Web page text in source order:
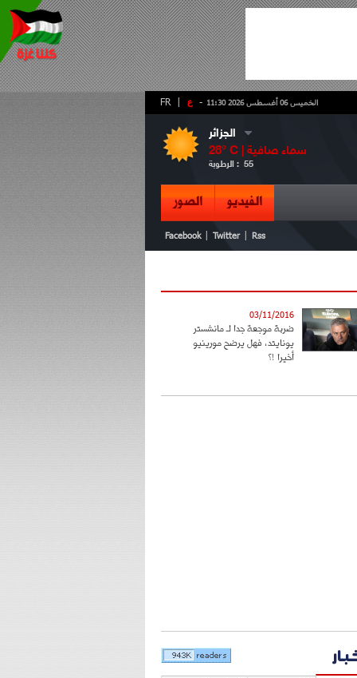
- ع FR الخميس 06 أغسطس 2026 11:30
الجزائر
28° C | سماء صافية
الرطوبة : 55
الفيديو الصور
Facebook Twitter Rss
03/11/2016
ضربة موجعة جدا لـ مانشستر
يونايتد، فهل يرضح مورينيو
أخيرا !؟